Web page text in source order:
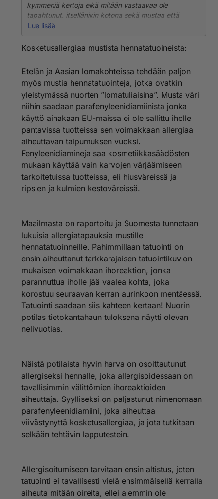
kymmeniä kertoja eikä mitään vastaavaa ole
tapahtunut. itsellänikin kotona sekä mustaa että
punaista väriä. tosin kertaakaan en ulkomailla ole
ollut vaikka minulla onkin paha allergia ja ihottumaa
käsissä. ihmettelen vain että milläköhän tekniikalla ne
Lue lisää
Kosketusallergiaa mustista hennatatuoineista:
Etelän ja Aasian lomakohteissa tehdään paljon
myös mustia hennatatuointeja, jotka ovatkin
yleistymässä nuorten ”lomatuliaisina”. Musta väri
niihin saadaan parafenyleenidiamiinista jonka
käyttö ainakaan EU-maissa ei ole sallittu iholle
pantavissa tuotteissa sen voimakkaan allergiaa
aiheuttavan taipumuksen vuoksi.
Fenyleenidiamineja saa kosmetiikkasäädösten
mukaan käyttää vain karvojen värjäämiseen
tarkoitetuissa tuotteissa, eli hiusväreissä ja
ripsien ja kulmien kestoväreissä.
Maailmasta on raportoitu ja Suomesta tunnetaan
lukuisia allergiatapauksia mustille
hennatatuoinneille. Pahimmillaan tatuointi on
ensin aiheuttanut tarkkarajaisen tatuointikuvion
mukaisen voimakkaan ihoreaktion, jonka
parannuttua iholle jää vaalea kohta, joka
korostuu seuraavan kerran aurinkoon mentäessä.
Tatuointi saadaan siis kahteen kertaan! Nuorin
potilas tietokantahaun tuloksena näytti olevan
nelivuotias.
Näistä potilaista hyvin harva on osoittautunut
allergiseksi hennalle, joka allergisoidessaan on
tavallisimmin välittömien ihoreaktioiden
aiheuttaja. Syylliseksi on paljastunut nimenomaan
parafenyleenidiamiini, joka aiheuttaa
viivästynyttä kosketusallergiaa, ja jota tutkitaan
selkään tehtävin lapputestein.
Allergisoitumiseen tarvitaan ensin altistus, joten
tatuointi ei tavallisesti vielä ensimmäisellä kerralla
aiheuta mitään oireita, ellei aiemmin ole